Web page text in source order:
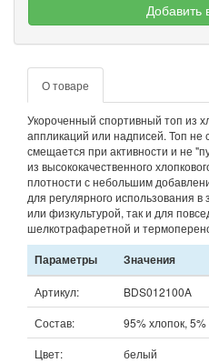
Добавить
О товаре
Укороченный спортивный топ из
аппликаций или надписей. Топ не
смещается при активности и не
из высококачественного
плотности с небольшим
для регулярного использования в
или физкультурой, так и для
шелкотрафаретной и
Параметры Значения
Артикул:
BDS012100A
Состав:
95% хлопок, 5%
Цвет:
белый